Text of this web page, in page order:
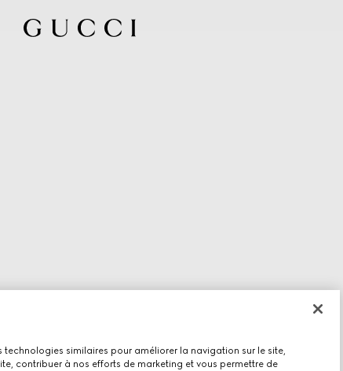
technologies similaires pour améliorer la navigation sur le site,
contribuer à nos efforts de marketing et vous permettre de